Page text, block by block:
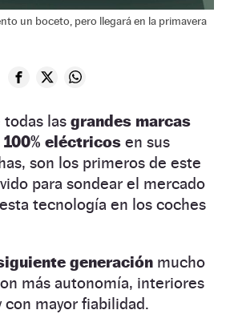
un boceto, pero llegará en la primavera
las grandes marcas
eléctricos en sus
son los primeros de este
para sondear el mercado
tecnología en los coches
generación mucho
más autonomía, interiores
con mayor fiabilidad.